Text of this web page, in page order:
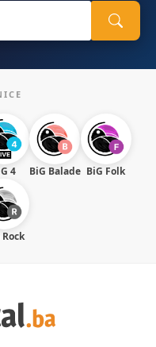
4 BiG Balade BiG Folk
Rock